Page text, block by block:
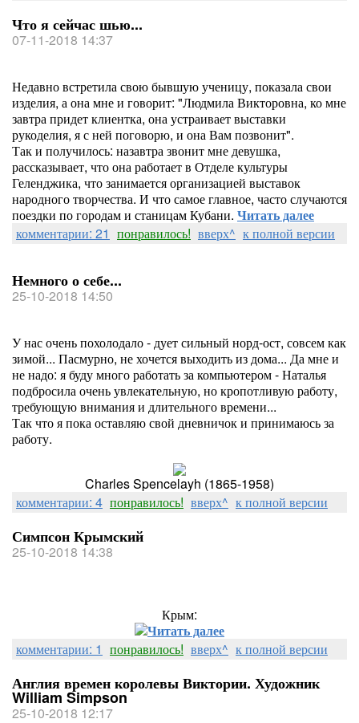
Что я сейчас шью...
07-11-2018 14:37
Недавно встретила свою бывшую ученицу, показала свои
изделия, а она мне и говорит: "Людмила Викторовна, ко мне
завтра придет клиентка, она устраивает выставки
рукоделия, я с ней поговорю, и она Вам позвонит".
Так и получилось: назавтра звонит мне девушка,
рассказывает, что она работает в Отделе культуры
Геленджика, что занимается организацией выставок
народного творчества. И что самое главное, часто случаются
поездки по городам и станицам Кубани. Читать далее
комментарии: 21 понравилось! вверх^ к полной версии
Немного о себе...
25-10-2018 14:50
У нас очень похолодало - дует сильный норд-ост, совсем как
зимой... Пасмурно, не хочется выходить из дома... Да мне и
не надо: я буду много работать за компьютером - Наталья
подбросила очень увлекательную, но кропотливую работу,
требующую внимания и длительного времени...
Так что я пока оставляю свой дневничок и принимаюсь за
работу.
Charles Spencelayh (1865-1958)
комментарии: 4 понравилось! вверх^ к полной версии
Симпсон Крымский
25-10-2018 14:38
Крым:
Читать далее
комментарии: 1 понравилось! вверх^ к полной версии
Англия времен королевы Виктории. Художник
William Simpson
25-10-2018 12:17